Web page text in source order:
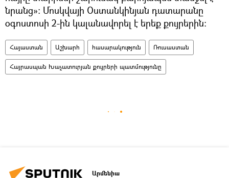
նրանց»։ Մոսկվայի Օստանկինյան դատարանը
օգոստոսի 2-ին կալանավորել է երեք քույրերին։
Հայաստան Աշխարհ հասարակություն Ռուսաստան
Հայրասպան Խաչատուրյան քույրերի պատմությունը
Արմենիա